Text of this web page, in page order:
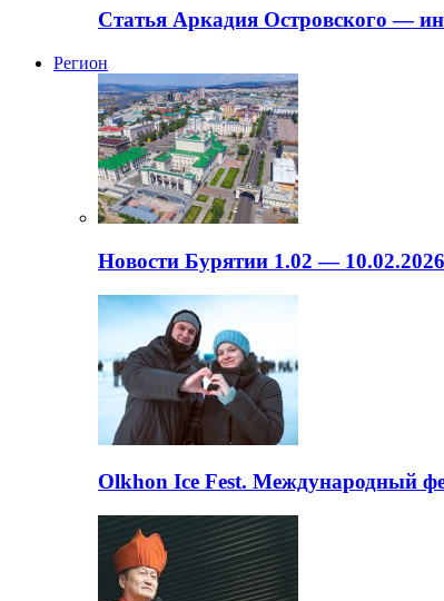
Статья Аркадия Островского —
Регион
Новости Бурятии 1.02 — 10.02.2026
Olkhon Ice Fest. Международный